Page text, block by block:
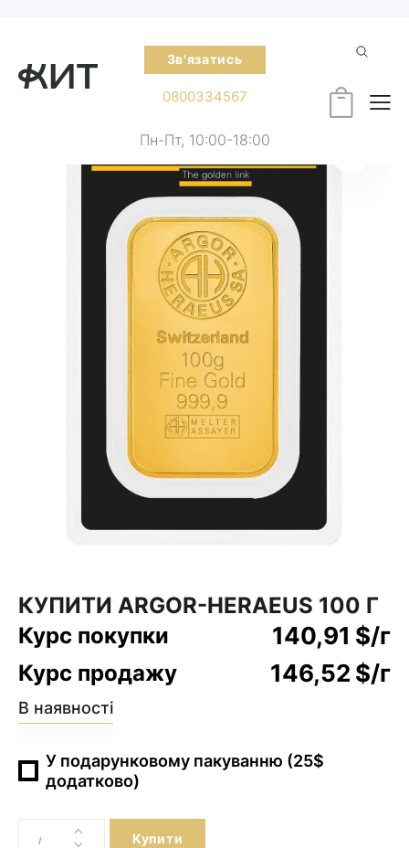
Зв'язатись
0800334567
Пн-Пт, 10:00-18:00
КУПИТИ ARGOR-HERAEUS 100 Г
Курс покупки
140,91 $/г
Курс продажу 146,52 $/г
В наявності
У подарунковому пакуванню (25$
додатково)
Купити